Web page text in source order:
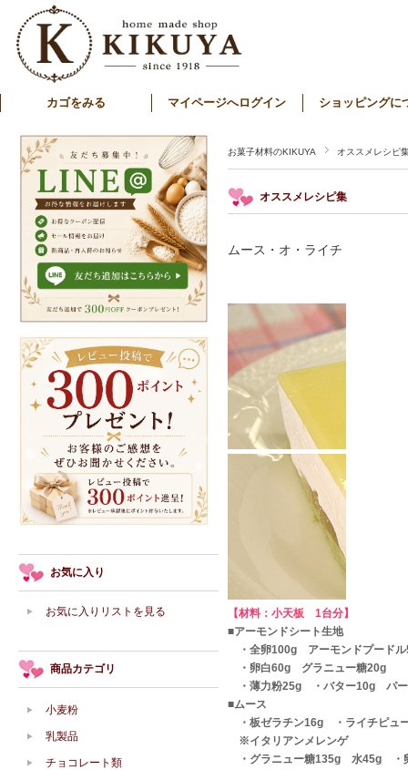
カゴをみる マイページへログイン ショッピングに
お菓子材料のKIKUYA オススメレシピ
オススメレシピ集
ムース・オ・ライチ
【材料：小天板 1台分】
■アーモンドシート生地
・全卵100g アーモンドプード
・卵白60g グラニュー糖20g
・薄力粉25g ・バター10g パー
■ムース
・板ゼラチン16g ・ライチピュ
※イタリアンメレンゲ
・グラニュー糖135g 水45g ・
お気に入り
お気に入りリストを見る
商品カテゴリ
小麦粉
乳製品
チョコレート類